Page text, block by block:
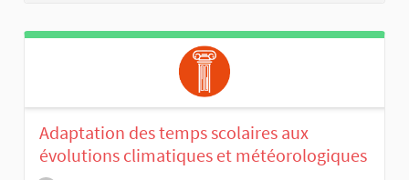
Adaptation des temps scolaires aux
évolutions climatiques et météorologiques